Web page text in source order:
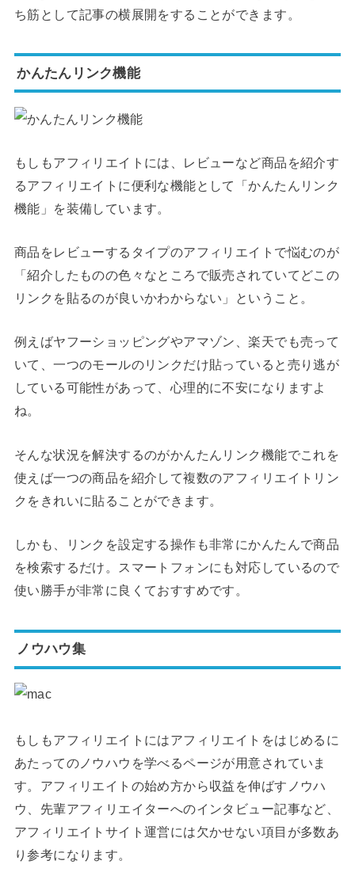
ち筋として記事の横展開をすることができます。
かんたんリンク機能
もしもアフィリエイトには、レビューなど商品を紹介す
るアフィリエイトに便利な機能として「かんたんリンク
機能」を装備しています。
商品をレビューするタイプのアフィリエイトで悩むのが
「紹介したものの色々なところで販売されていてどこの
リンクを貼るのが良いかわからない」ということ。
例えばヤフーショッピングやアマゾン、楽天でも売って
いて、一つのモールのリンクだけ貼っていると売り逃が
している可能性があって、心理的に不安になりますよ
ね。
そんな状況を解決するのがかんたんリンク機能でこれを
使えば一つの商品を紹介して複数のアフィリエイトリン
クをきれいに貼ることができます。
しかも、リンクを設定する操作も非常にかんたんで商品
を検索するだけ。スマートフォンにも対応しているので
使い勝手が非常に良くておすすめです。
ノウハウ集
もしもアフィリエイトにはアフィリエイトをはじめるに
あたってのノウハウを学べるページが用意されていま
す。アフィリエイトの始め方から収益を伸ばすノウハ
ウ、先輩アフィリエイターへのインタビュー記事など、
アフィリエイトサイト運営には欠かせない項目が多数あ
り参考になります。